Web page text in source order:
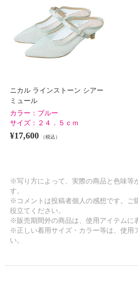
ニカル ラインストーン シアー
ミュール
カラー： ブルー
サイズ： ２４．５ｃｍ
¥17,600 （税込）
※写り方によって、実際の商品と色味等
す。
※コメントは投稿者個人の感想です。ご
役立てください。
※販売期間外の商品は、使用アイテムに
※正しい着用サイズ・カラー等は、使用
い。